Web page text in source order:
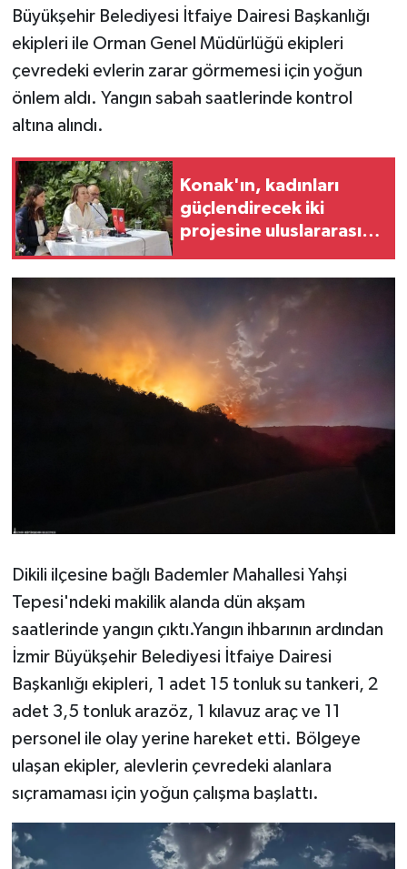
Büyükşehir Belediyesi İtfaiye Dairesi Başkanlığı
ekipleri ile Orman Genel Müdürlüğü ekipleri
çevredeki evlerin zarar görmemesi için yoğun
önlem aldı. Yangın sabah saatlerinde kontrol
altına alındı.
Konak'ın, kadınları
güçlendirecek iki
projesine uluslararası
Dikili ilçesine bağlı Bademler Mahallesi Yahşi
Tepesi'ndeki makilik alanda dün akşam
saatlerinde yangın çıktı.Yangın ihbarının ardından
İzmir Büyükşehir Belediyesi İtfaiye Dairesi
Başkanlığı ekipleri, 1 adet 15 tonluk su tankeri, 2
adet 3,5 tonluk arazöz, 1 kılavuz araç ve 11
personel ile olay yerine hareket etti. Bölgeye
ulaşan ekipler, alevlerin çevredeki alanlara
sıçramaması için yoğun çalışma başlattı.